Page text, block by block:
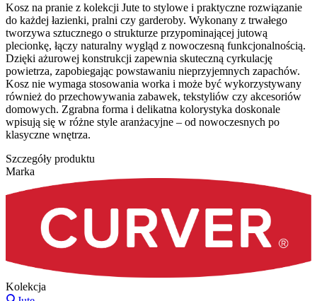
Kosz na pranie z kolekcji Jute to stylowe i praktyczne rozwiązanie
do każdej łazienki, pralni czy garderoby. Wykonany z trwałego
tworzywa sztucznego o strukturze przypominającej jutową
plecionkę, łączy naturalny wygląd z nowoczesną funkcjonalnością.
Dzięki ażurowej konstrukcji zapewnia skuteczną cyrkulację
powietrza, zapobiegając powstawaniu nieprzyjemnych zapachów.
Kosz nie wymaga stosowania worka i może być wykorzystywany
również do przechowywania zabawek, tekstyliów czy akcesoriów
domowych. Zgrabna forma i delikatna kolorystyka doskonale
wpisują się w różne style aranżacyjne – od nowoczesnych po
klasyczne wnętrza.
Szczegóły produktu
Marka
Kolekcja